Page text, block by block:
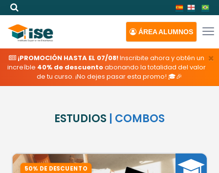
ÁREAALUMNOS
×
¡PROMOCIÓN HASTA EL 07/08!Inscribite ahora y obtén un
increíble 40% de descuentoabonando la totalidad del valor
de tu curso. ¡No dejes pasar esta promo! 🎓🎉
ESTUDIOS | COMBOS